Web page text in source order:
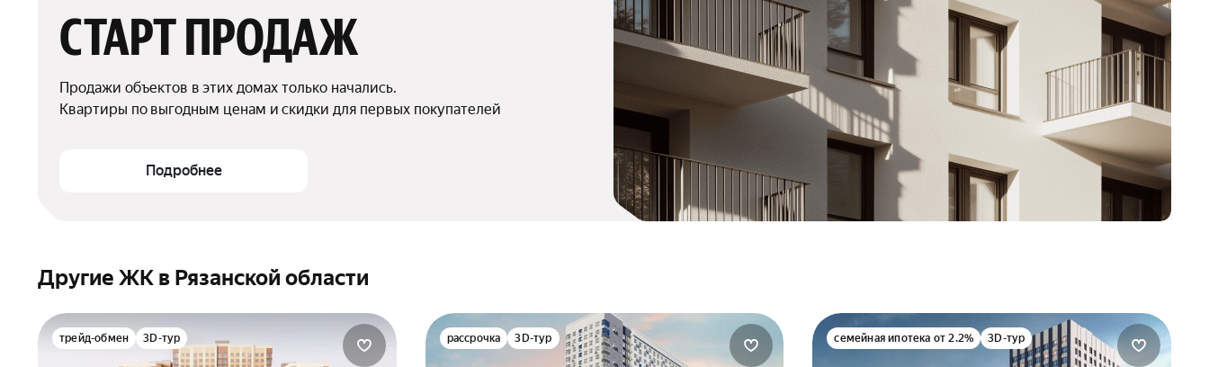
СТАРТ ПРОДАЖ
Продажи объектов в этих домах только начались.
Квартиры по выгодным ценам и скидки для первых покупателей
Подробнее
Другие ЖК в Рязанской области
трейд-обмен 3D-тур рассрочка 3D-тур семейная ипотека от 2.2% 3D-тур